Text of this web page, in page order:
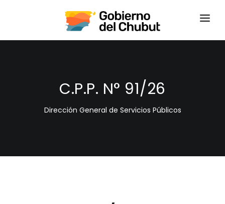
HOME
C.P.P. N° 91/26
Dirección General de Servicios Públicos